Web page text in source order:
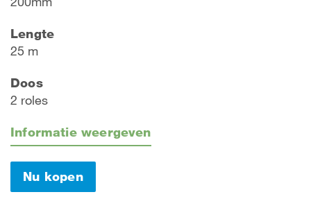
Lengte
25 m
Doos
2 roles
Informatie weergeven
Nu kopen